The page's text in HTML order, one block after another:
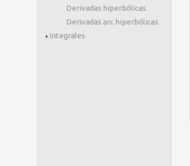
Derivadas hiperbólicas
Derivadas arc hiperbólicas
Integrales